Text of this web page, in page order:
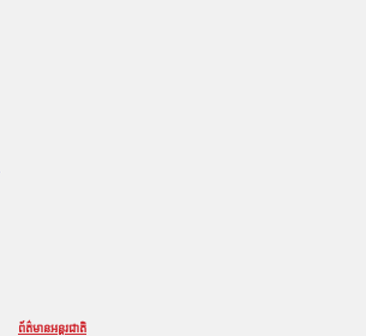
ព័ត៌មានអន្តរជាតិ